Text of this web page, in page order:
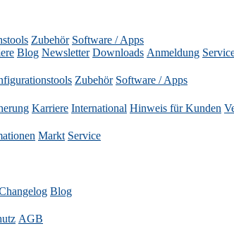
Zubehör Software / Apps
Blog Newsletter Downloads Anmeldung
Zubehör Software / Apps
Karriere International Hinweis für Kunden
Markt Service
Blog
AGB